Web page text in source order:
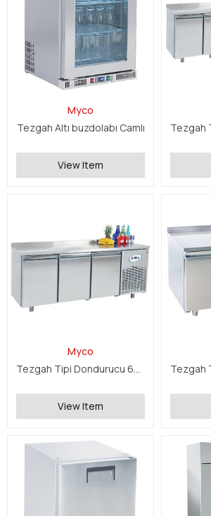
Myco
Tezgah Altı buzdolabı Camlı
View Item
Myco
Tezgah Tipi Dondurucu 600 Serisi
View Item